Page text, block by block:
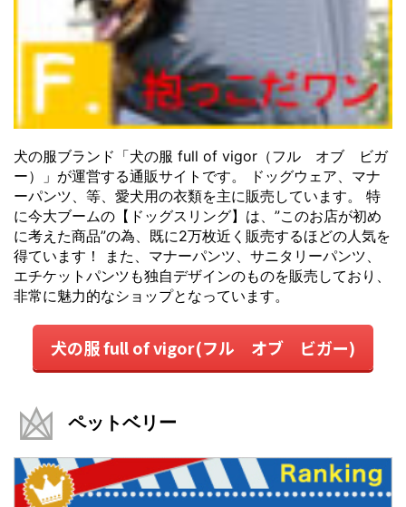
犬の服ブランド「犬の服 full of vigor（フル オブ ビガ
ー）」が運営する通販サイトです。 ドッグウェア、マナ
ーパンツ、等、愛犬用の衣類を主に販売しています。 特
に今大ブームの【ドッグスリング】は、”このお店が初め
に考えた商品”の為、既に2万枚近く販売するほどの人気を
得ています！ また、マナーパンツ、サニタリーパンツ、
エチケットパンツも独自デザインのものを販売しており、
非常に魅力的なショップとなっています。
犬の服 full of vigor(フル オブ ビガー)
ペットベリー